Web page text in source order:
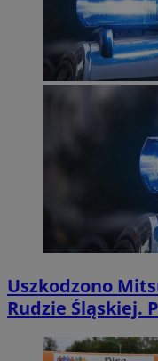
Uszkodzono
Rudzie Śląskiej.